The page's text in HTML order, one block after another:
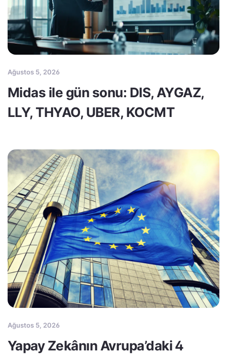
Ağustos 5, 2026
Midas ile gün sonu: DIS, AYGAZ,
LLY, THYAO, UBER, KOCMT
Ağustos 5, 2026
Yapay Zekânın Avrupa’daki 4